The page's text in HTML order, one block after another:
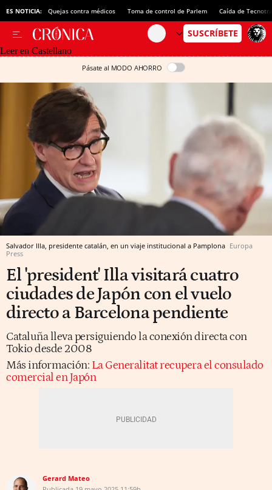
ES NOTICIA: Quejas contra médicos Toma de control de Parlem Caída de
Leer en Castellano
Pásate al MODO AHORRO
Salvador Illa, presidente catalán, en un viaje institucional a Pamplona Europa
Press
El 'president' Illa visitará cuatro
ciudades de Japón con el vuelo
directo a Barcelona pendiente
Cataluña lleva persiguiendo la conexión directa con
Tokio desde 2008
Más información: La Generalitat recupera el consulado
comercial en Japón
Gerard Mateo